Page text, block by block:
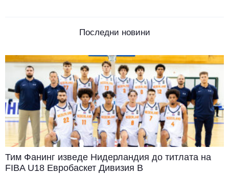
Последни новини
Тим Фанинг изведе Нидерландия до титлата на
FIBA U18 Евробаскет Дивизия B